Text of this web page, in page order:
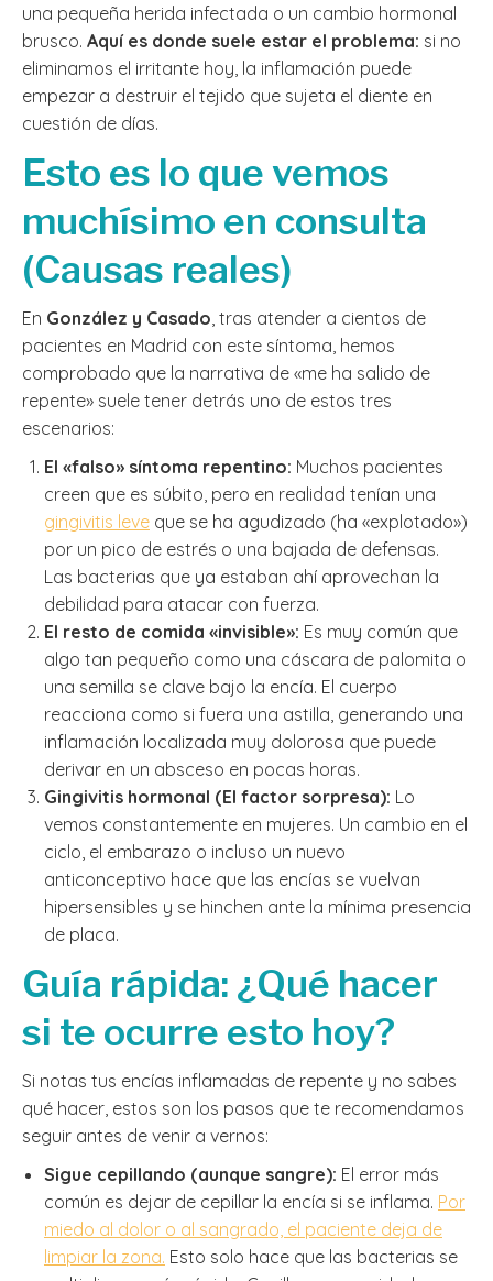
una pequeña herida infectada o un cambio hormonal
brusco. Aquí es donde suele estar el problema: si no
eliminamos el irritante hoy, la inflamación puede
empezar a destruir el tejido que sujeta el diente en
cuestión de días.
Esto es lo que vemos
muchísimo en consulta
(Causas reales)
En González y Casado , tras atender a cientos de
pacientes en Madrid con este síntoma, hemos
comprobado que la narrativa de «me ha salido de
repente» suele tener detrás uno de estos tres
escenarios:
El «falso» síntoma repentino: Muchos pacientes
creen que es súbito, pero en realidad tenían una
gingivitis leve que se ha agudizado (ha «explotado»)
por un pico de estrés o una bajada de defensas.
Las bacterias que ya estaban ahí aprovechan la
debilidad para atacar con fuerza.
El resto de comida «invisible»: Es muy común que
algo tan pequeño como una cáscara de palomita o
una semilla se clave bajo la encía. El cuerpo
reacciona como si fuera una astilla, generando una
inflamación localizada muy dolorosa que puede
derivar en un absceso en pocas horas.
Gingivitis hormonal (El factor sorpresa): Lo
vemos constantemente en mujeres. Un cambio en el
ciclo, el embarazo o incluso un nuevo
anticonceptivo hace que las encías se vuelvan
hipersensibles y se hinchen ante la mínima presencia
de placa.
Guía rápida: ¿Qué hacer
si te ocurre esto hoy?
Si notas tus encías inflamadas de repente y no sabes
qué hacer, estos son los pasos que te recomendamos
seguir antes de venir a vernos:
Sigue cepillando (aunque sangre): El error más
común es dejar de cepillar la encía si se inflama. Por
miedo al dolor o al sangrado, el paciente deja de
limpiar la zona. Esto solo hace que las bacterias se